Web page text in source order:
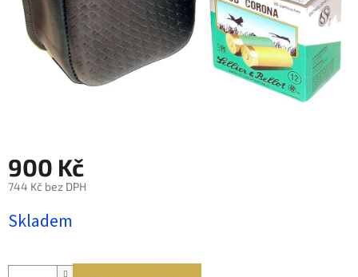
900 Kč
744 Kč bez DPH
cena:
Skladem